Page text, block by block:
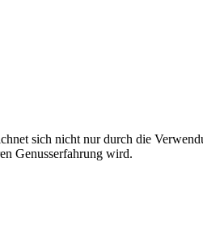
sich nicht nur durch die
Genusserfahrung wird.